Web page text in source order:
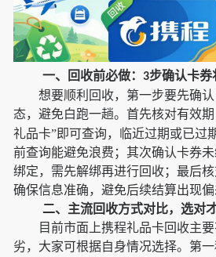
一、回收前必做：3步确认卡券
想要顺利回收，第一步要先确
态，避免白跑一趟。首先核对有效
礼品卡”即可查询，临近过期或已过
前查询能避免浪费；其次确认卡券
绑定，需先解绑再进行回收；最后核
确保信息准确，避免后续结算出现偏
二、主流回收方式对比，选对
目前市面上携程礼品卡回收主
劣，大家可根据自身情况选择。第